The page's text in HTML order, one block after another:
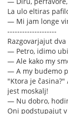
La ulo eltiras
— Mi jam longe
--------------------
Razgovarjajut
— Petro, idimo
— Ale kako my
— A my budemo
"Ktora je ĉasina?"
jest moskalj!
— Nu dobro,
Oni podstupajut